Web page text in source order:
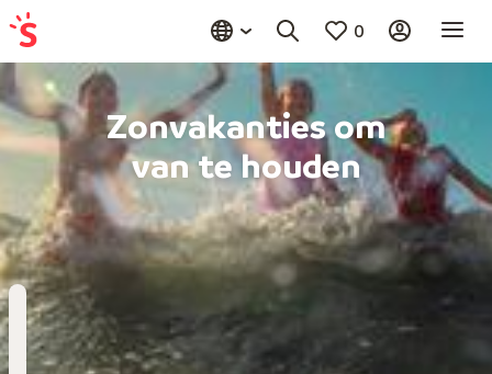
0
Zonvakanties om
van te houden
Bestemming
Kies bestemming